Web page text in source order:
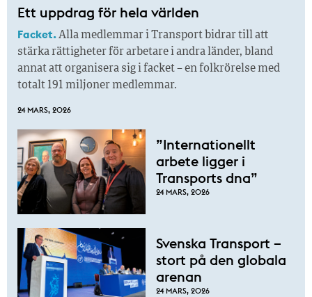
Ett uppdrag för hela världen
Facket.Alla medlemmar i Transport bidrar till att
stärka rättigheter för arbetare i andra länder, bland
annat att organisera sig i facket – en folkrörelse med
totalt 191 miljoner medlemmar.
24 MARS, 2026
”Internationellt
arbete ligger i
Transports dna”
24 MARS, 2026
Svenska Transport –
stort på den globala
arenan
24 MARS, 2026